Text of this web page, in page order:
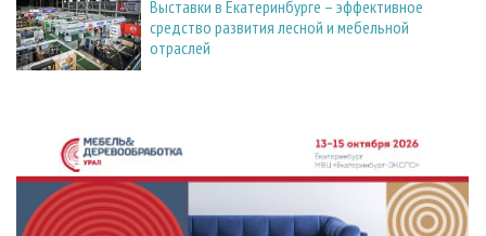
Выставки в Екатеринбурге – эффективное
средство развития лесной и мебельной
отраслей